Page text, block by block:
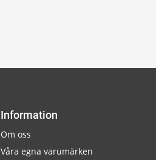
Information
Om oss
Våra egna varumärken